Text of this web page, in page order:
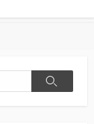
検